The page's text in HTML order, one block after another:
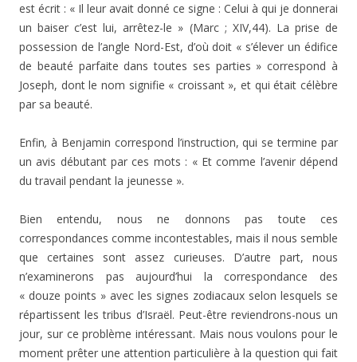
est écrit : « Il leur avait donné ce signe : Celui à qui je donnerai
un baiser c’est lui, arrêtez-le » (Marc ; XIV,44). La prise de
possession de l’angle Nord-Est, d’où doit « s’élever un édifice
de beauté parfaite dans toutes ses parties » correspond à
Joseph, dont le nom signifie « croissant », et qui était célèbre
par sa beauté.
Enfin, à Benjamin correspond l’instruction, qui se termine par
un avis débutant par ces mots : « Et comme l’avenir dépend
du travail pendant la jeunesse ».
Bien entendu, nous ne donnons pas toute ces
correspondances comme incontestables, mais il nous semble
que certaines sont assez curieuses. D’autre part, nous
n’examinerons pas aujourd’hui la correspondance des
« douze points » avec les signes zodiacaux selon lesquels se
répartissent les tribus d’Israël. Peut-être reviendrons-nous un
jour, sur ce problème intéressant. Mais nous voulons pour le
moment prêter une attention particulière à la question qui fait